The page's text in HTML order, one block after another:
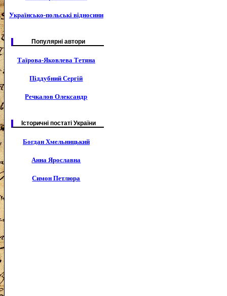
Українсько-польські відносини
Популярні автори
Таїрова-Яковлева Тетяна
Піддубний Сергій
Речкалов Олександр
Історичні постаті України
Богдан Хмельницький
Анна Ярославна
Симон Петлюра